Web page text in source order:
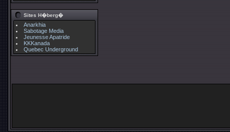
Sites H�berg�
Anarkhia
Sabotage Media
Jeunesse Apatride
KKKanada
Quebec Underground